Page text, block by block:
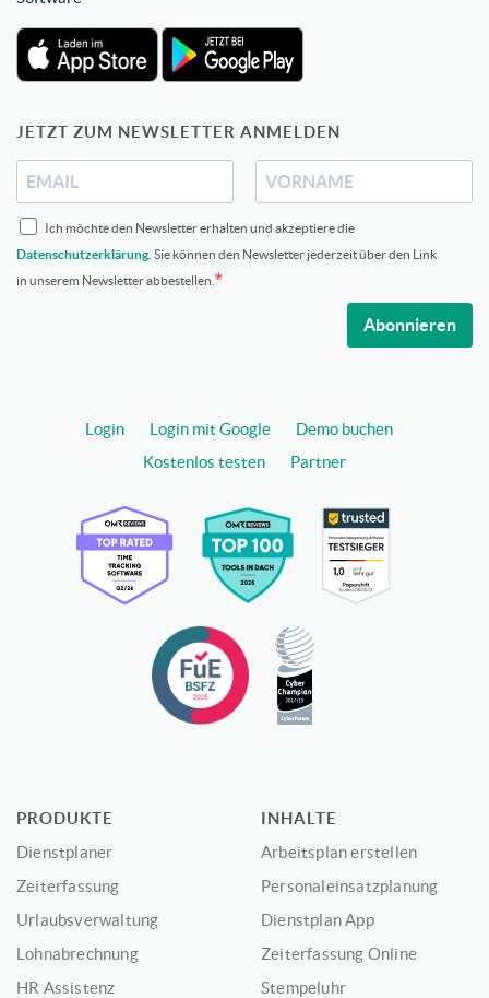
JETZT ZUM NEWSLETTER ANMELDEN
Ich möchte den Newsletter erhalten und akzeptiere die
Datenschutzerklärung . Sie können den Newsletter jederzeit über den Link
in unserem Newsletter abbestellen.
Abonnieren
Login Login mit Google
Demo buchen
Kostenlos testen
Partner
PRODUKTE
Dienstplaner
Zeiterfassung
Urlaubsverwaltung
Lohnabrechnung
HR Assistenz
INHALTE
Arbeitsplan erstellen
Personaleinsatzplanung
Dienstplan App
Zeiterfassung Online
Stempeluhr